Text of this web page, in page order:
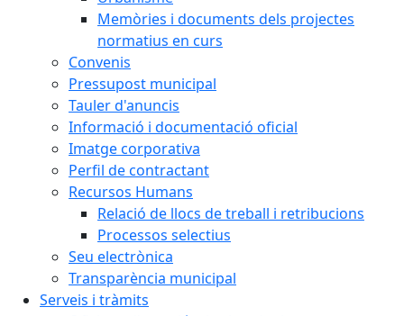
Memòries i documents dels projectes
normatius en curs
Convenis
Pressupost municipal
Tauler d'anuncis
Informació i documentació oficial
Imatge corporativa
Perfil de contractant
Recursos Humans
Relació de llocs de treball i retribucions
Processos selectius
Seu electrònica
Transparència municipal
Serveis i tràmits